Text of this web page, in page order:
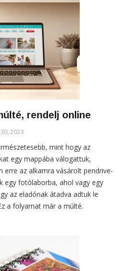
rendelj online
2023
mint hogy az
egy mappába válogattuk,
erre az alkamra vásárolt pendrive-
egy fotólaborba, ahol vagy egy
az eladónak átadva adtuk le
a folyamat már a múlté.